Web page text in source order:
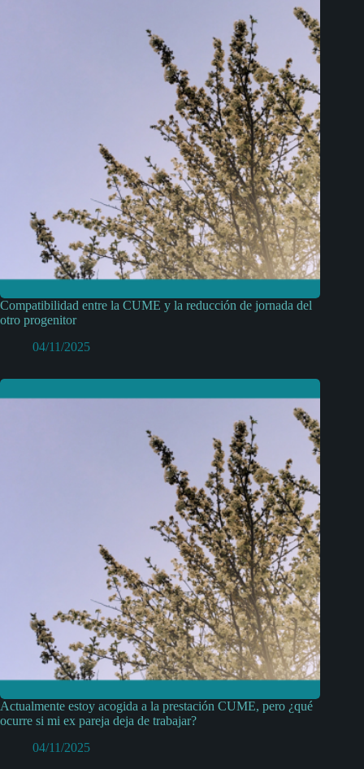
Compatibilidad entre la CUME y la reducción de jornada del
otro progenitor
04/11/2025
Actualmente estoy acogida a la prestación CUME, pero ¿qué
ocurre si mi ex pareja deja de trabajar?
04/11/2025